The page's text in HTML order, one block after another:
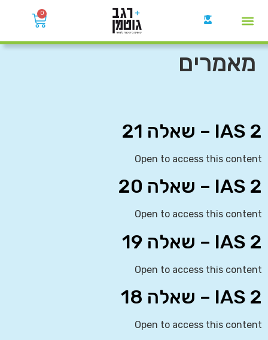
0
מאמרים
IAS 2 – שאלה 21
Open to access this content
IAS 2 – שאלה 20
Open to access this content
IAS 2 – שאלה 19
Open to access this content
IAS 2 – שאלה 18
Open to access this content